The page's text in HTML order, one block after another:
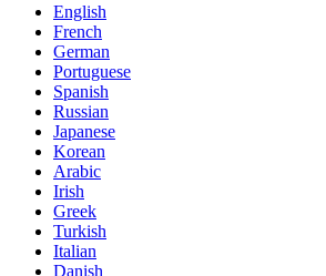
English
French
German
Portuguese
Spanish
Russian
Japanese
Korean
Arabic
Irish
Greek
Turkish
Italian
Danish